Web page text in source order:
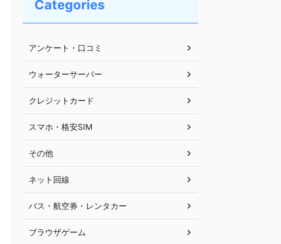
Categories
アンケート・口コミ
ウォーターサーバー
クレジットカード
スマホ・格安SIM
その他
ネット回線
バス・航空券・レンタカー
ブラウザゲーム